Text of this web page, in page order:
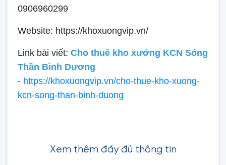
0906960299
Website: https://khoxuongvip.vn/
Link bài viết: Cho thuê kho xưởng KCN Sóng
Thần Bình Dương
- https://khoxuongvip.vn/cho-thue-kho-xuong-
kcn-song-than-binh-duong
Xem thêm đầy đủ thông tin